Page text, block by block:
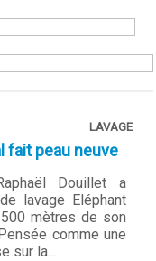
LAVAGE
fait peau neuve
Douillet a
lavage Eléphant
mètres de son
comme une
sur la...